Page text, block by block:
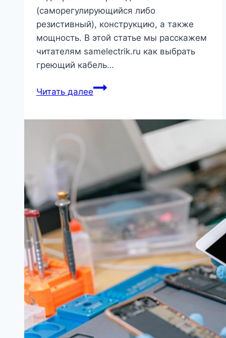
(саморегулирующийся либо
резистивный), конструкцию, а также
мощность. В этой статье мы расскажем
читателям samelectrik.ru как выбрать
греющий кабель…
Читать далееСоветы
греющего